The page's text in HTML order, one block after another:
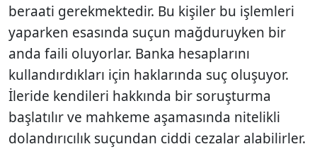
beraati gerekmektedir. Bu kişiler bu işlemleri
yaparken esasında suçun mağduruyken bir
anda faili oluyorlar. Banka hesaplarını
kullandırdıkları için haklarında suç oluşuyor.
İleride kendileri hakkında bir soruşturma
başlatılır ve mahkeme aşamasında nitelikli
dolandırıcılık suçundan ciddi cezalar alabilirler.